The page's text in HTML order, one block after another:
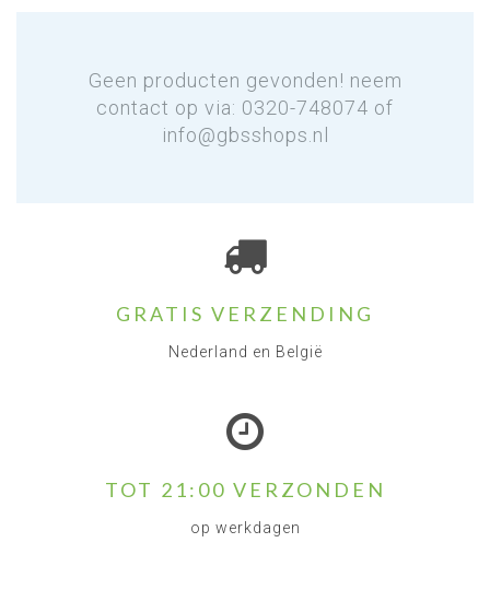
Geen producten gevonden! neem
contact op via: 0320-748074 of
info@gbsshops.nl
GRATIS VERZENDING
Nederland en België
TOT 21:00 VERZONDEN
op werkdagen